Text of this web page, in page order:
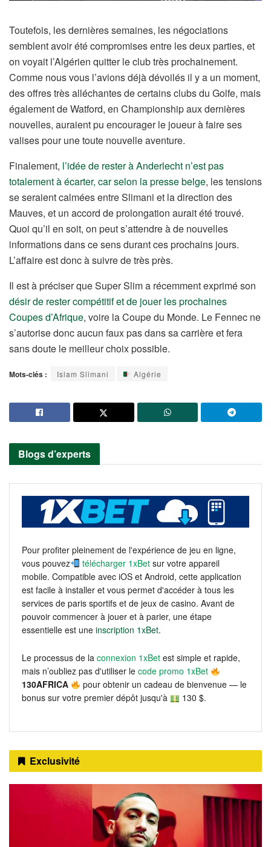
Toutefois, les dernières semaines, les négociations
semblent avoir été compromises entre les deux parties, et
on voyait l’Algérien quitter le club très prochainement.
Comme nous vous l’avions déjà dévoilés il y a un moment,
des offres très alléchantes de certains clubs du Golfe, mais
également de Watford, en Championship aux dernières
nouvelles, auraient pu encourager le joueur à faire ses
valises pour une toute nouvelle aventure.
Finalement, l’idée de rester à Anderlecht n’est pas
totalement à écarter, car selon la presse belge, les tensions
se seraient calmées entre Slimani et la direction des
Mauves, et un accord de prolongation aurait été trouvé.
Quoi qu’il en soit, on peut s’attendre à de nouvelles
informations dans ce sens durant ces prochains jours.
L’affaire est donc à suivre de très près.
Il est à préciser que Super Slim a récemment exprimé son
désir de rester compétitif et de jouer les prochaines
Coupes d’Afrique, voire la Coupe du Monde. Le Fennec ne
s’autorise donc aucun faux pas dans sa carrière et fera
sans doute le meilleur choix possible.
Mots-clés : Islam Slimani Algérie
Blogs d’experts
Pour profiter pleinement de l'expérience de jeu en ligne,
vous pouvez
télécharger 1xBet sur votre appareil
mobile. Compatible avec iOS et Android, cette application
est facile à installer et vous permet d'accéder à tous les
services de paris sportifs et de jeux de casino. Avant de
pouvoir commencer à jouer et à parier, une étape
essentielle est une inscription 1xBet.
Le processus de la connexion 1xBet est simple et rapide,
mais n’oubliez pas d'utiliser le code promo 1xBet
130AFRICA
pour obtenir un cadeau de bienvenue — le
bonus sur votre premier dépôt jusqu'à
130 $.
Exclusivité